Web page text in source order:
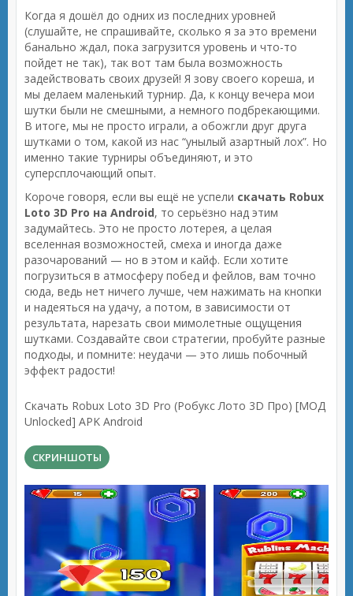
Когда я дошёл до одних из последних уровней
(слушайте, не спрашивайте, сколько я за это времени
банально ждал, пока загрузится уровень и что-то
пойдет не так), так вот там была возможность
задействовать своих друзей! Я зову своего кореша, и
мы делаем маленький турнир. Да, к концу вечера мои
шутки были не смешными, а немного подбрекающими.
В итоге, мы не просто играли, а обожгли друг друга
шутками о том, какой из нас “унылый азартный лох”. Но
именно такие турниры объединяют, и это
суперсплочающий опыт.
Короче говоря, если вы ещё не успели скачать Robux
Loto 3D Pro на Android, то серьёзно над этим
задумайтесь. Это не просто лотерея, а целая
вселенная возможностей, смеха и иногда даже
разочарований — но в этом и кайф. Если хотите
погрузиться в атмосферу побед и фейлов, вам точно
сюда, ведь нет ничего лучше, чем нажимать на кнопки
и надеяться на удачу, а потом, в зависимости от
результата, нарезать свои мимолетные ощущения
шутками. Создавайте свои стратегии, пробуйте разные
подходы, и помните: неудачи — это лишь побочный
эффект радости!
Скачать Robux Loto 3D Pro (Робукс Лото 3D Про) [МОД
Unlocked] APK Android
СКРИНШОТЫ